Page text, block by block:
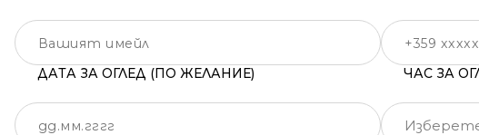
ДАТА ЗА ОГЛЕД (ПО ЖЕЛАНИЕ) ЧАС ЗА